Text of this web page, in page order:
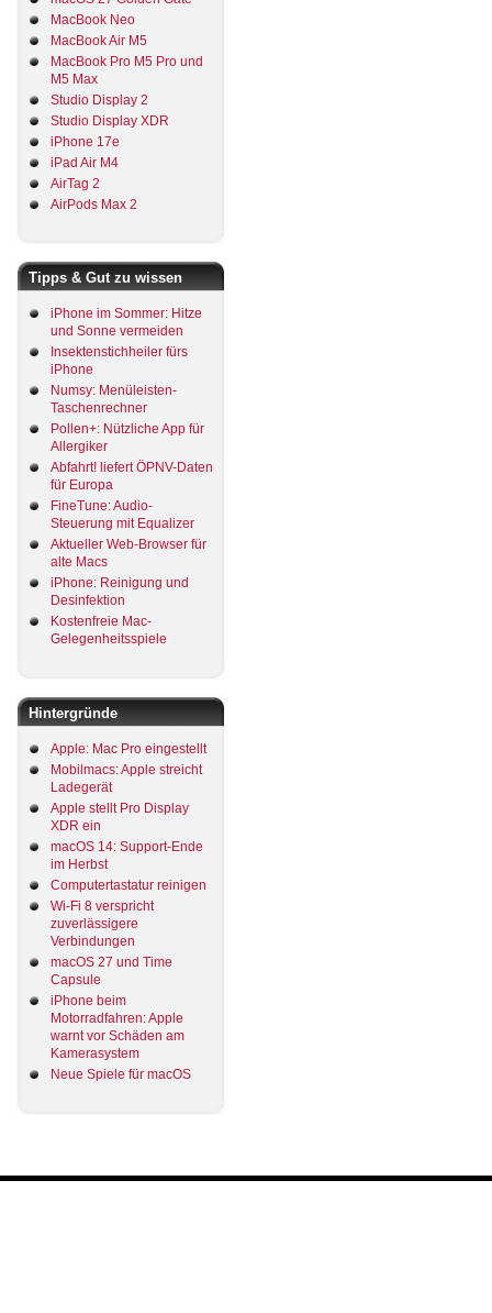
MacBook Neo
MacBook Air M5
MacBook Pro M5 Pro und
M5 Max
Studio Display 2
Studio Display XDR
iPhone 17e
iPad Air M4
AirTag 2
AirPods Max 2
Tipps & Gut zu wissen
iPhone im Sommer: Hitze
und Sonne vermeiden
Insektenstichheiler fürs
iPhone
Numsy: Menüleisten-
Taschenrechner
Pollen+: Nützliche App für
Allergiker
Abfahrt! liefert ÖPNV-Daten
für Europa
FineTune: Audio-
Steuerung mit Equalizer
Aktueller Web-Browser für
alte Macs
iPhone: Reinigung und
Desinfektion
Kostenfreie Mac-
Gelegenheitsspiele
Hintergründe
Apple: Mac Pro eingestellt
Mobilmacs: Apple streicht
Ladegerät
Apple stellt Pro Display
XDR ein
macOS 14: Support-Ende
im Herbst
Computertastatur reinigen
Wi-Fi 8 verspricht
zuverlässigere
Verbindungen
macOS 27 und Time
Capsule
iPhone beim
Motorradfahren: Apple
warnt vor Schäden am
Kamerasystem
Neue Spiele für macOS